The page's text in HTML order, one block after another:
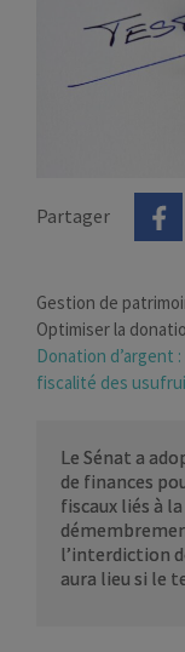
Partager
Gestion de
Optimiser la
Donation d’argent
fiscalité des
Le Sénat a
de finances
fiscaux liés à
l’interdiction
aura lieu si le